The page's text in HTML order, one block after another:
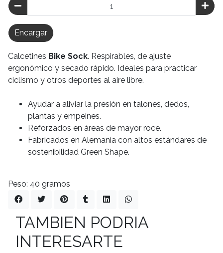
Encargar
Calcetines Bike Sock. Respirables, de ajuste
ergonómico y secado rápido. Ideales para practicar
ciclismo y otros deportes al aire libre.
Ayudar a aliviar la presión en talones, dedos,
plantas y empeines.
Reforzados en áreas de mayor roce.
Fabricados en Alemania con altos estándares de
sostenibilidad Green Shape.
Peso: 40 gramos
TAMBIEN PODRIA
INTERESARTE